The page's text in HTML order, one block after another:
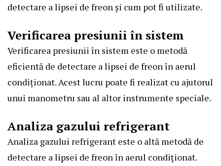
detectare a lipsei de freon și cum pot fi utilizate.
Verificarea presiunii în sistem
Verificarea presiunii în sistem este o metodă
eficientă de detectare a lipsei de freon în aerul
condiționat. Acest lucru poate fi realizat cu ajutorul
unui manometru sau al altor instrumente speciale.
Analiza gazului refrigerant
Analiza gazului refrigerant este o altă metodă de
detectare a lipsei de freon în aerul condiționat.